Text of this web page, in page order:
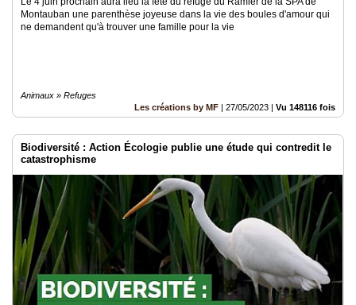
Montauban une parenthèse joyeuse dans la vie des boules d'amour qui
ne demandent qu'à trouver une famille pour la vie
Animaux » Refuges
Les créations by MF | 27/05/2023 | Vu 148116 fois
Biodiversité : Action Écologie publie une étude qui contredit le
catastrophisme